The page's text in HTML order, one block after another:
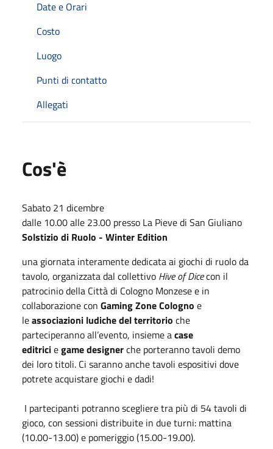
Date e Orari
Costo
Luogo
Punti di contatto
Allegati
Cos'è
Sabato 21 dicembre
dalle 10.00 alle 23.00 presso La Pieve di San Giuliano
Solstizio di Ruolo - Winter Edition
una giornata interamente dedicata ai giochi di ruolo da
tavolo, organizzata dal collettivo Hive of Dicecon il
patrocinio della Città di Cologno Monzese e in
collaborazione con Gaming ZoneCologno e
leassociazioni ludiche del territorio che
parteciperanno all’evento, insieme acase
editriciegame designerche porteranno tavoli demo
dei loro titoli. Ci saranno anche tavoli espositivi dove
potrete acquistare giochi e dadi!
I partecipanti potranno scegliere tra più di 54 tavoli di
gioco, con sessioni distribuite in due turni: mattina
(10.00-13.00) e pomeriggio (15.00-19.00).